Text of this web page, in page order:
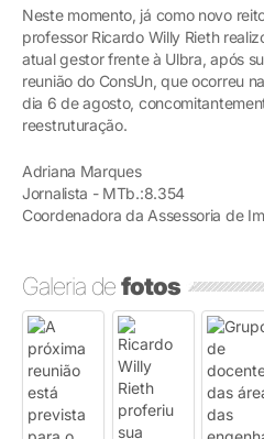
Neste momento, já como novo
professor Ricardo Willy Rieth
atual gestor frente à Ulbra, após
reunião do ConsUn, que ocorreu
dia 6 de agosto,
reestruturação.
Adriana Marques
Jornalista - MTb.:8.354
Coordenadora da Assessoria de
Galeria defotos